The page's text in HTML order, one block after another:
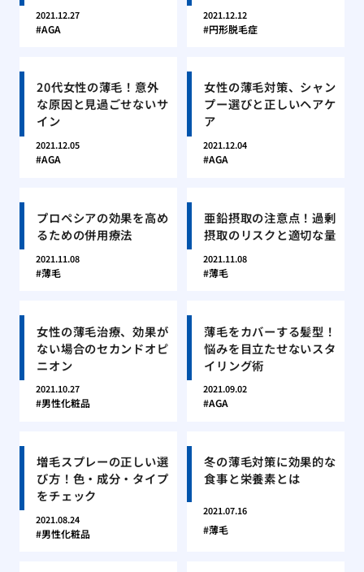
2021.12.27
AGA
2021.12.12
円形脱毛症
20代女性の薄毛！意外
な原因と見過ごせないサ
イン
2021.12.05
AGA
女性の薄毛対策、シャン
プー選びと正しいヘアケ
ア
2021.12.04
AGA
プロペシアの効果を高め
るための併用療法
2021.11.08
薄毛
亜鉛摂取の注意点！過剰
摂取のリスクと適切な量
2021.11.08
薄毛
女性の薄毛治療、効果が
ない場合のセカンドオピ
ニオン
2021.10.27
男性化粧品
薄毛をカバーする髪型！
悩みを目立たせないスタ
イリング術
2021.09.02
AGA
増毛スプレーの正しい選
び方！色・成分・タイプ
をチェック
2021.08.24
男性化粧品
冬の薄毛対策に効果的な
食事と栄養素とは
2021.07.16
薄毛